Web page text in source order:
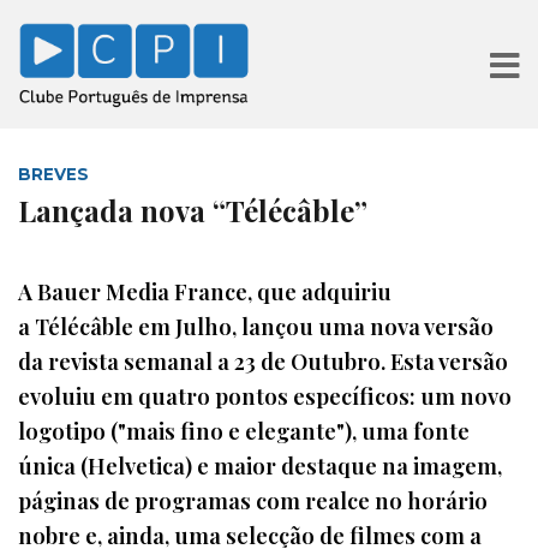
BREVES
Lançada nova “Télécâble”
A Bauer Media France, que adquiriu
a Télécâble em Julho, lançou uma nova versão
da revista semanal a 23 de Outubro. Esta versão
evoluiu em quatro pontos específicos: um novo
logotipo ("mais fino e elegante"), uma fonte
única (Helvetica) e maior destaque na imagem,
páginas de programas com realce no horário
nobre e, ainda, uma selecção de filmes com a